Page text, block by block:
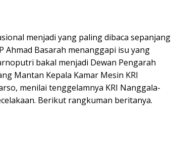
menjadi yang paling dibaca sepanjang
Ahmad Basarah menanggapi isu yang
bakal menjadi Dewan Pengarah
Mantan Kepala Kamar Mesin KRI
menilai tenggelamnya KRI Nanggala-
Berikut rangkuman beritanya.